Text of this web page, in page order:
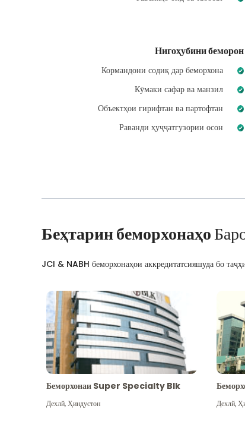
Нигоҳубини беморон
Кормандони содиқ дар беморхона
Кӯмаки сафар ва манзил
Объектҳои гирифтан ва партофтан
Раванди ҳуҷҷатгузории осон
Беҳтарин беморхонаҳо
JCI & NABH беморхонаҳои аккредитатсияшуда бо
Беморхонаи Super Specialty Blk
Дехлй,Ҳиндустон Дехлй,